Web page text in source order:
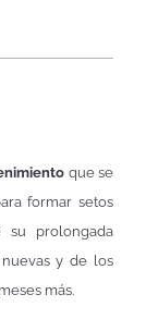
que se
formar setos
su prolongada
y de los
más.